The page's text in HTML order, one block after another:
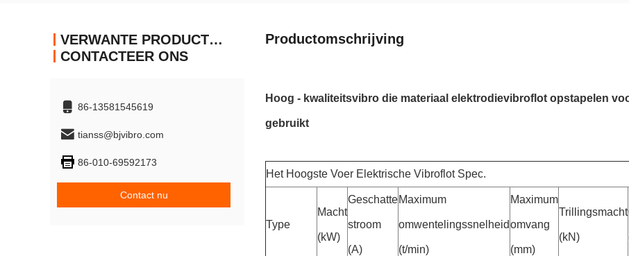
VERWANTE PRODUCTEN
CONTACTEER ONS
86-13581545619
tianss@bjvibro.com
86-010-69592173
Contact nu
Productomschrijving
Hoog - kwaliteitsvibro die materiaal elektrodievibroflot opstapelen
gebruikt
Het Hoogste Voer Elektrische Vibroflot Spec.
Type
Macht
(kW)
Geschatte
stroom
(A)
Maximum
omwentelingssnelheid
(t/min)
Maximum
omvang
(mm)
Trillingsmacht
(kN)